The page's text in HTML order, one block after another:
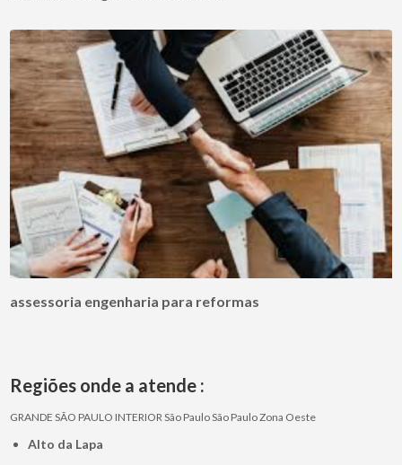
assessoria engenharia para reformas
Regiões onde a atende :
GRANDE SÃO PAULO INTERIORSão PauloSão PauloZona Oeste
Alto da Lapa